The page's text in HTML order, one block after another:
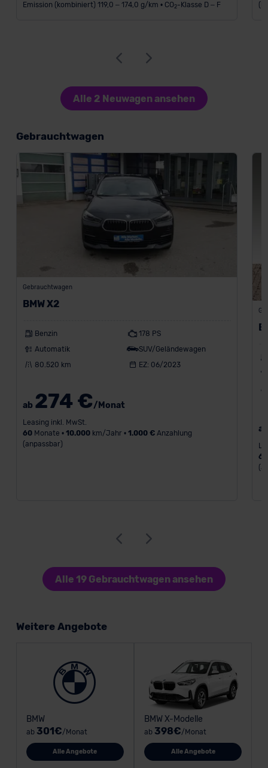
Emission (kombiniert) 119,0 – 174,0 g/km • CO2-Klasse D – F
Alle 2 Neuwagen ansehen
Gebrauchtwagen
Gebrauchtwagen
BMW X2
Benzin
178 PS
Automatik
SUV/Geländewagen
80.520 km
EZ: 06/2023
ab 274 €/Monat
Leasing inkl. MwSt.
60Monate • 10.000km/Jahr • 1.000 €Anzahlung
(anpassbar)
60
Alle 19 Gebrauchtwagen ansehen
Weitere Angebote
BMW
ab 301€/Monat
Alle Angebote
BMW X-Modelle
ab 398€/Monat
Alle Angebote